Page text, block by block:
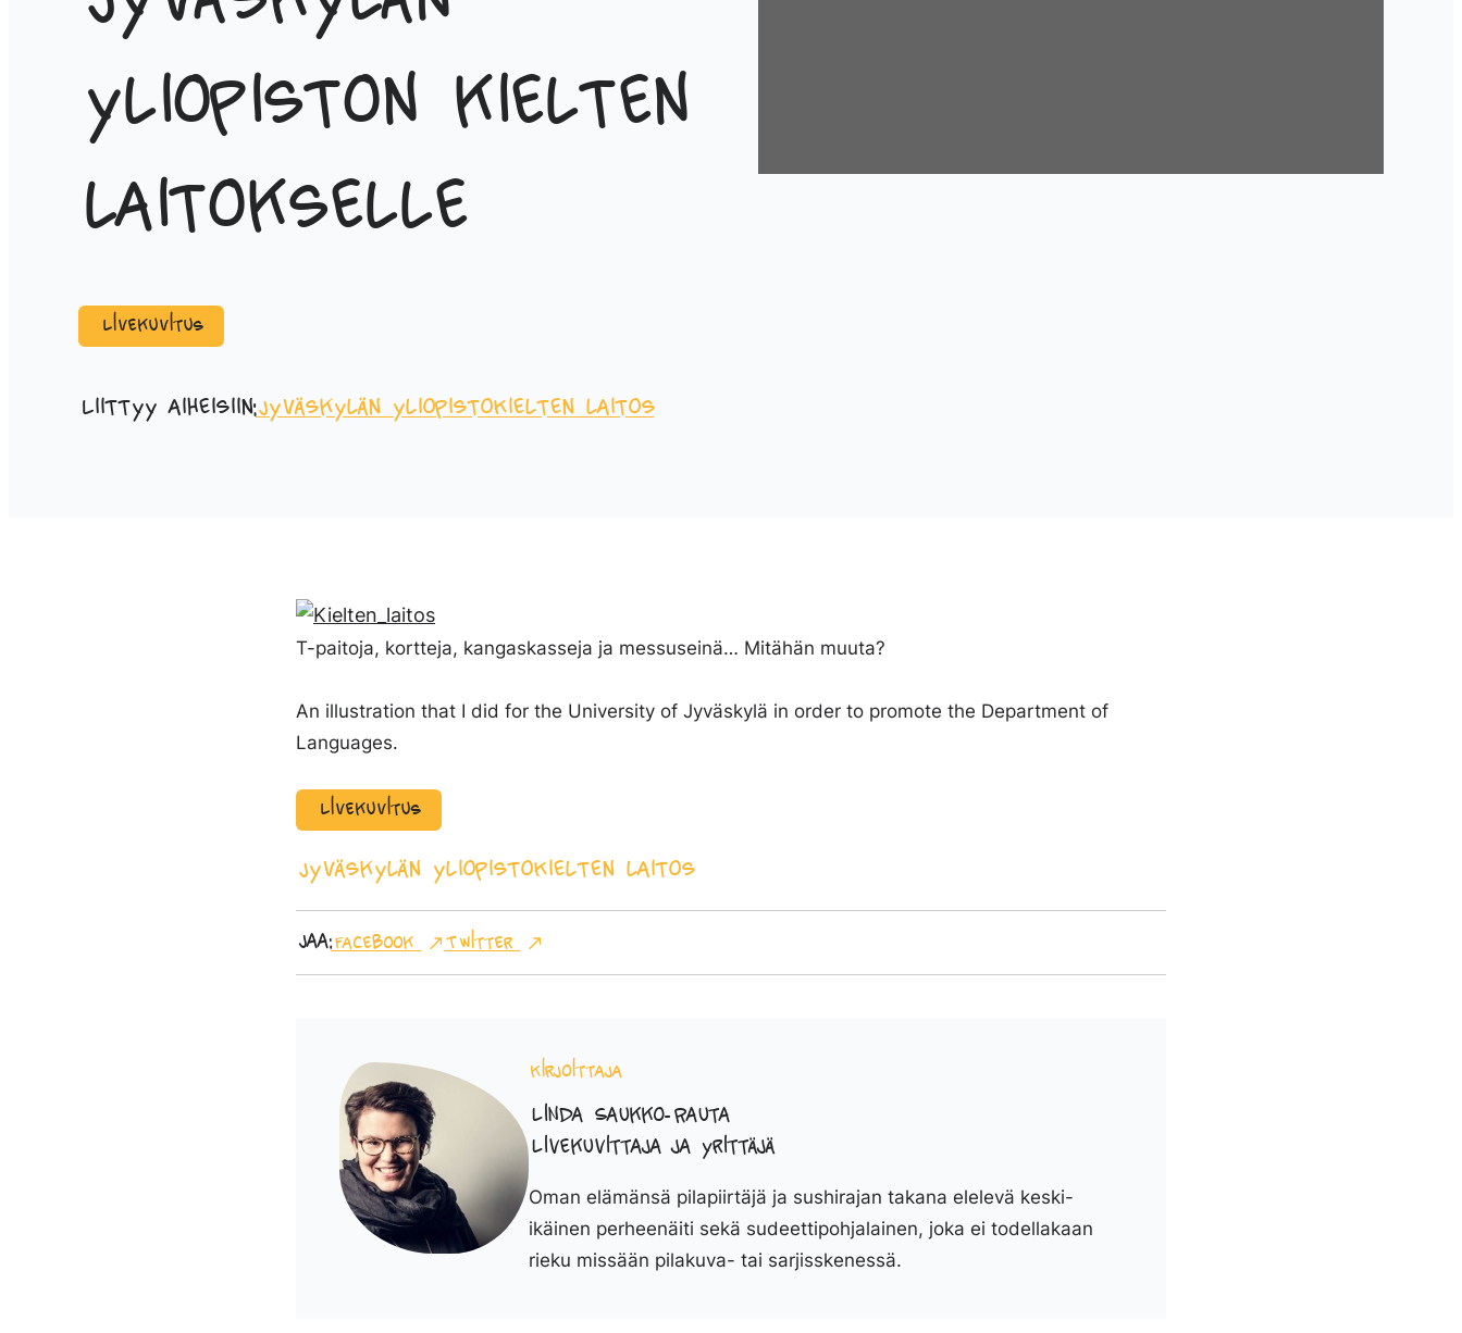
yliopiston kielten
laitokselle
Livekuvitus
Liittyy aiheisiin:Jyväskylän yliopistoKielten laitos
T-paitoja, kortteja, kangaskasseja ja messuseinä… Mitähän muuta?
An illustration that I did for the University of Jyväskylä in order to promote the Department of
Languages.
Livekuvitus
Jyväskylän yliopistoKielten laitos
Jaa:Facebook Twitter
Kirjoittaja
Linda Saukko-Rauta
Livekuvittaja ja yrittäjä
Oman elämänsä pilapiirtäjä ja sushirajan takana elelevä keski-
ikäinen perheenäiti sekä sudeettipohjalainen, joka ei todellakaan
rieku missään pilakuva- tai sarjisskenessä.